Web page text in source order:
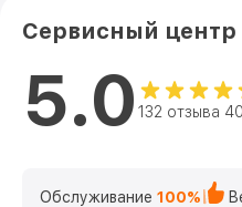
Сервисный центр
5.0 132 отзыва
Обслуживание 100%